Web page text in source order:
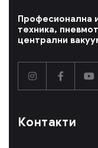
Професионална
техника,
централни
Контакти